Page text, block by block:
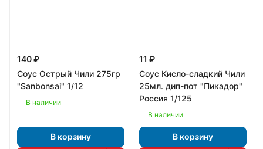
140 ₽
Соус Острый Чили 275гр
"Sanbonsai" 1/12
В наличии
В корзину
11 ₽
Соус Кисло-сладкий Чили
25мл. дип-пот "Пикадор"
Россия 1/125
В наличии
В корзину